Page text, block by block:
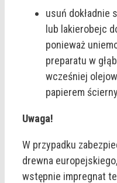
usuń dokładnie
lub lakierobejc
ponieważ
preparatu w
wcześniej
papierem
Uwaga!
W przypadku
drewna
wstępnie impregnat